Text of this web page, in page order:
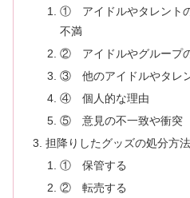
① アイドルやタレント
不満
② アイドルやグループ
③ 他のアイドルやタレ
④ 個人的な理由
⑤ 意見の不一致や衝突
担降りしたグッズの処分方
① 保管する
② 転売する